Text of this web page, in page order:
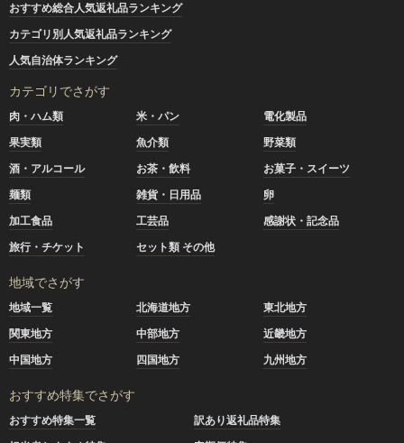
おすすめ総合人気返礼品ランキング
カテゴリ別人気返礼品ランキング
人気自治体ランキング
カテゴリでさがす
肉・ハム類 米・パン
電化製品
果実類
魚介類
野菜類
酒・アルコール
お茶・飲料
お菓子・スイーツ
麺類
雑貨・日用品
卵
加工食品
工芸品
感謝状・記念品
旅行・チケット
セット類 その他
地域でさがす
地域一覧 北海道地方
東北地方
関東地方
中部地方
近畿地方
中国地方
四国地方 九州地方
おすすめ特集でさがす
おすすめ特集一覧
訳あり返礼品特集